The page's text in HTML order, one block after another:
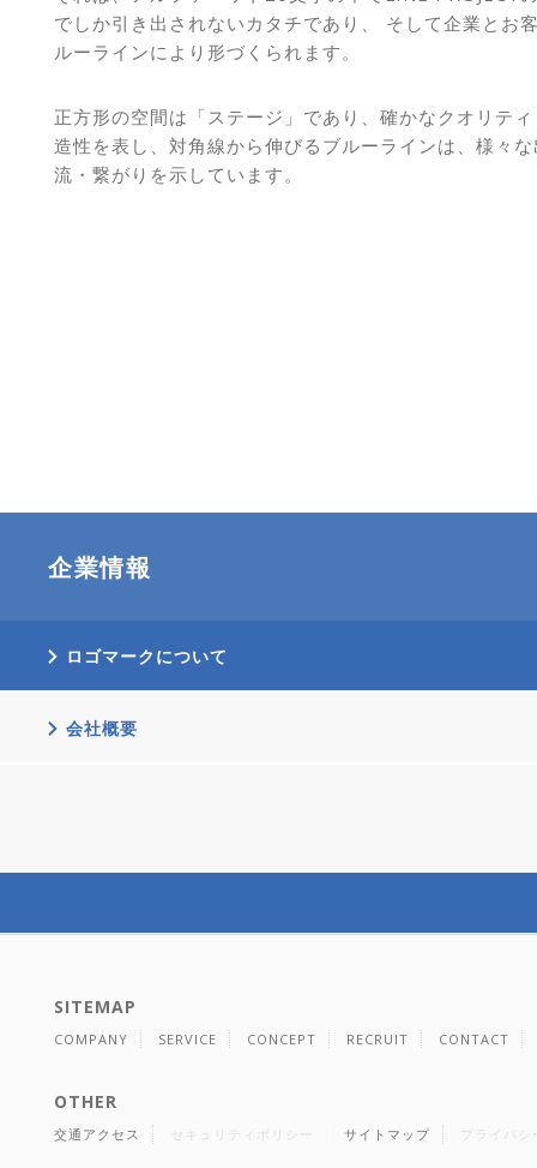
でしか引き出されないカタチであり、 そして企業とお
ルーラインにより形づくられます。
正方形の空間は「ステージ」であり、確かなクオリテ
造性を表し、対角線から伸びるブルーラインは、様々
流・繋がりを示しています。
企業情報
ロゴマークについて
会社概要
SITEMAP
COMPANY SERVICE CONCEPT RECRUIT CONTACT
OTHER
交通アクセス セキュリティポリシー サイトマップ プライバ